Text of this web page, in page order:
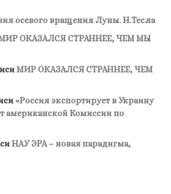
осевого вращения Луны. Н.Тесла
ОКАЗАЛСЯ СТРАННЕЕ, ЧЕМ МЫ
МИР ОКАЗАЛСЯ СТРАННЕЕ, ЧЕМ
«Россия экспортирует в Украину
американской Комиссии по
НАУ ЭРА – новая парадигма,